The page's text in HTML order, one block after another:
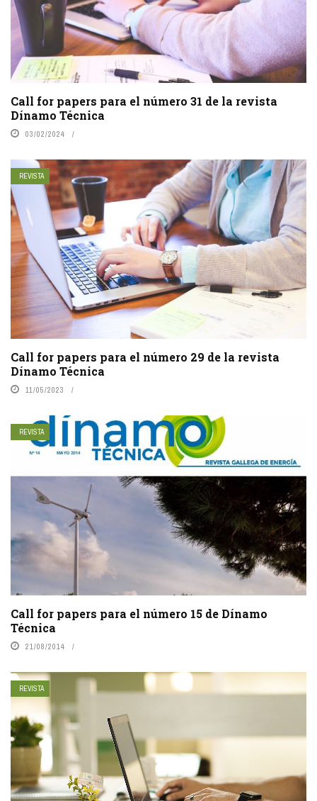
Call for papers para el número 31 de la revista
Dínamo Técnica
03/02/2024
REVISTA
Call for papers para el número 29 de la revista
Dínamo Técnica
11/05/2023
REVISTA
Call for papers para el número 15 de Dínamo
Técnica
21/08/2014
REVISTA